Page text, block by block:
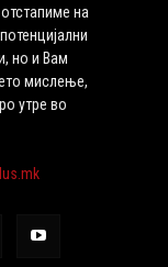
на
но и Вам
мислење,
утре во